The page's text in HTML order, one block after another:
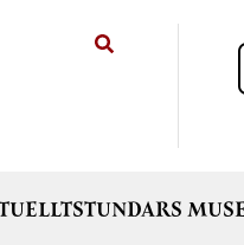
STUNDARS